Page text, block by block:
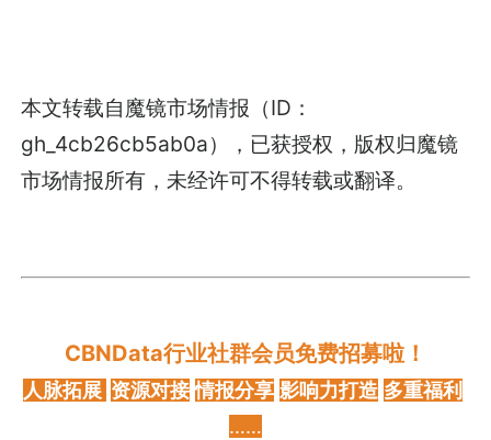
本文转载自魔镜市场情报（ID：
gh_4cb26cb5ab0a），已获授权，版权归魔镜
市场情报所有，未经许可不得转载或翻译。
CBNData行业社群会员免费招募啦！
人脉拓展 资源对接 情报分享 影响力打造 多重福利
……